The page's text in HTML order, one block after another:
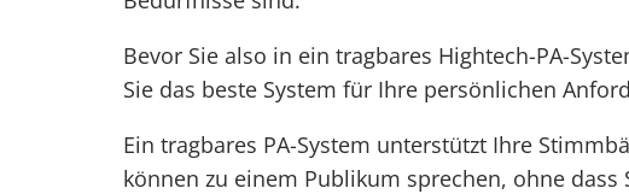
Bevor Sie also in ein tragbares Hightech-PA-
Sie das beste System für Ihre persönlichen
Ein tragbares PA-System unterstützt Ihre
können zu einem Publikum sprechen, ohne dass